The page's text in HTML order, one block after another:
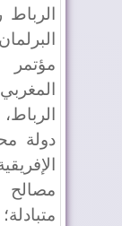
دولة
مصالح